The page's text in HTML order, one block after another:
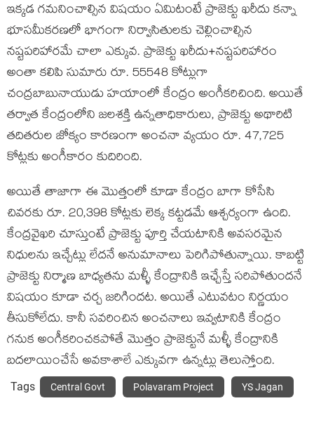
ఇక్కడ గమనించాల్సిన విషయం ఏమిటంటే ప్రాజెక్టు ఖరీదు కన్నా
భూసమీకరణలో భాగంగా నిర్వాసితులకు చెల్లించాల్సిన
నష్టపరిహారమే చాలా ఎక్కువ. ప్రాజెక్టు ఖరీదు+నష్టపరిహారం
అంతా కలిపి సుమారు రూ. 55548 కోట్లుగా
చంద్రబాబునాయుడు హయాంలో కేంద్రం అంగీకరిచింది. అయితే
తర్వాత కేంద్రంలోని జలశక్తి ఉన్నతాధికారులు, ప్రాజెక్టు అథారిటి
తదితరుల జోక్యం కారణంగా అంచనా వ్యయం రూ. 47,725
కోట్లకు అంగీకారం కుదిరింది.
అయితే తాజాగా ఈ మొత్తంలో కూడా కేంద్రం బాగా కోసేసి
చివరకు రూ. 20,398 కోట్లకు లెక్క కట్టడమే ఆశ్చర్యంగా ఉంది.
కేంద్రవైఖరి చూస్తుంటే ప్రాజెక్టు పూర్తి చేయటానికి అవసరమైన
నిధులను ఇచ్చేట్లు లేదనే అనుమానాలు పెరిగిపోతున్నాయి. కాబట్టి
ప్రాజెక్టు నిర్మాణ బాధ్యతను మళ్ళీ కేంద్రానికి ఇఛ్చేస్తే సరిపోతుందనే
విషయం కూడా చర్చ జరిగిందట. అయితే ఎటువటం నిర్ణయం
తీసుకోలేదు. కానీ సవరించిన అంచనాలు ఇవ్వటానికి కేంద్రం
గనుక అంగీకరించకపోతే మొత్తం ప్రాజెక్టునే మళ్ళీ కేంద్రానికి
బదలాయించేసే అవకాశాలే ఎక్కువగా ఉన్నట్లు తెలుస్తోంది.
Tags Central Govt Polavaram Project YS Jagan